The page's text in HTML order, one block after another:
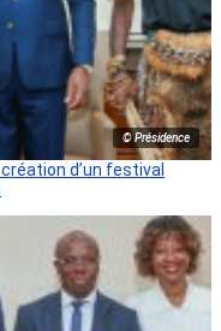
© Présidence
d’un festival